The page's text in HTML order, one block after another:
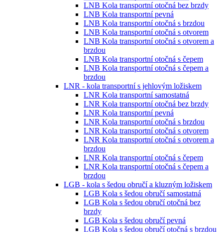
LNB Kola transportní otočná bez brzdy
LNB Kola transportní pevná
LNB Kola transportní otočná s brzdou
LNB Kola transportní otočná s otvorem
LNB Kola transportní otočná s otvorem a
brzdou
LNB Kola transportní otočná s čepem
LNB Kola transportní otočná s čepem a
brzdou
LNR - kola transportní s jehlovým ložiskem
LNR Kola transportní samostatná
LNR Kola transportní otočná bez brzdy
LNR Kola transportní pevná
LNR Kola transportní otočná s brzdou
LNR Kola transportní otočná s otvorem
LNR Kola transportní otočná s otvorem a
brzdou
LNR Kola transportní otočná s čepem
LNR Kola transportní otočná s čepem a
brzdou
LGB - kola s šedou obručí a kluzným ložiskem
LGB Kola s šedou obručí samostatná
LGB Kola s šedou obručí otočná bez
brzdy
LGB Kola s šedou obručí pevná
LGB Kola s šedou obručí otočná s brzdou